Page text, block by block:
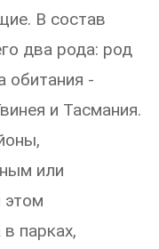
В состав
два рода: род
обитания -
и Тасмания.
или
парках,